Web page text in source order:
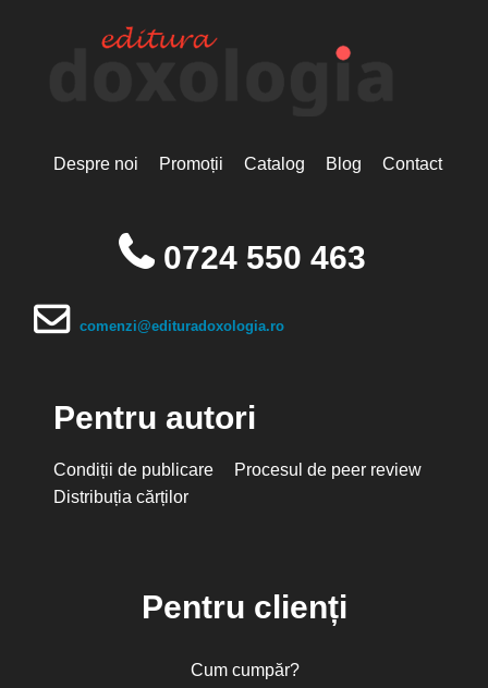
Despre noi Promoții Catalog Blog Contact
0724 550 463
comenzi@edituradoxologia.ro
Pentru autori
Condiții de publicare
Procesul de peer review
Distribuția cărților
Pentru clienți
Cum cumpăr?